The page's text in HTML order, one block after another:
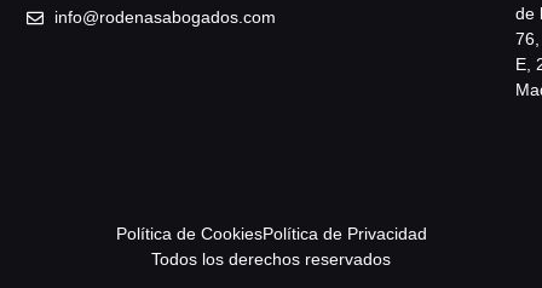
de
E,
info@rodenasabogados.com
Política de CookiesPolítica de Privacidad
Todos los derechos reservados